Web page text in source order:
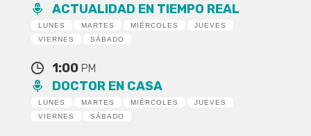
ACTUALIDAD EN TIEMPO REAL
LUNES MARTES MIÉRCOLES
JUEVES
VIERNES
SÁBADO
1:00 PM
DOCTOR EN CASA
LUNES MARTES MIÉRCOLES
JUEVES
VIERNES
SÁBADO